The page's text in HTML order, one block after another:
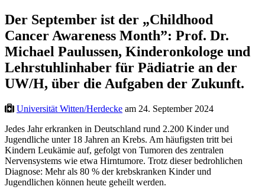
Der September ist der „Childhood
Cancer Awareness Month”: Prof. Dr.
Michael Paulussen, Kinderonkologe und
Lehrstuhlinhaber für Pädiatrie an der
UW/H, über die Aufgaben der Zukunft.
Universität Witten/Herdecke am 24. September 2024
Jedes Jahr erkranken in Deutschland rund 2.200 Kinder und
Jugendliche unter 18 Jahren an Krebs. Am häufigsten tritt bei
Kindern Leukämie auf, gefolgt von Tumoren des zentralen
Nervensystems wie etwa Hirntumore. Trotz dieser bedrohlichen
Diagnose: Mehr als 80 % der krebskranken Kinder und
Jugendlichen können heute geheilt werden.